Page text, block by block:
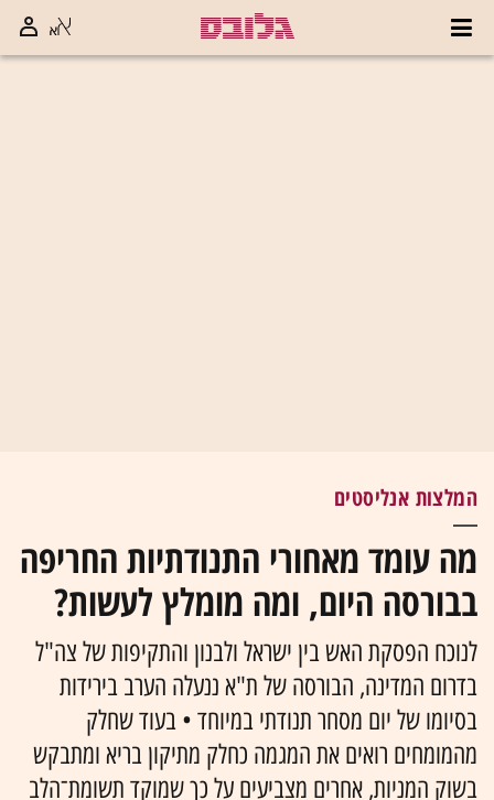
המלצות אנליסטים
מה עומד מאחורי התנודתיות החריפה
בבורסה היום, ומה מומלץ לעשות?
לנוכח הפסקת האש בין ישראל ולבנון והתקיפות של צה"ל
בדרום המדינה, הבורסה של ת"א ננעלה הערב בירידות
בסיומו של יום מסחר תנודתי במיוחד • בעוד שחלק
מהמומחים רואים את המגמה כחלק מתיקון בריא ומתבקש
בשוק המניות, אחרים מצביעים על כך שמוקד תשומת־הלב